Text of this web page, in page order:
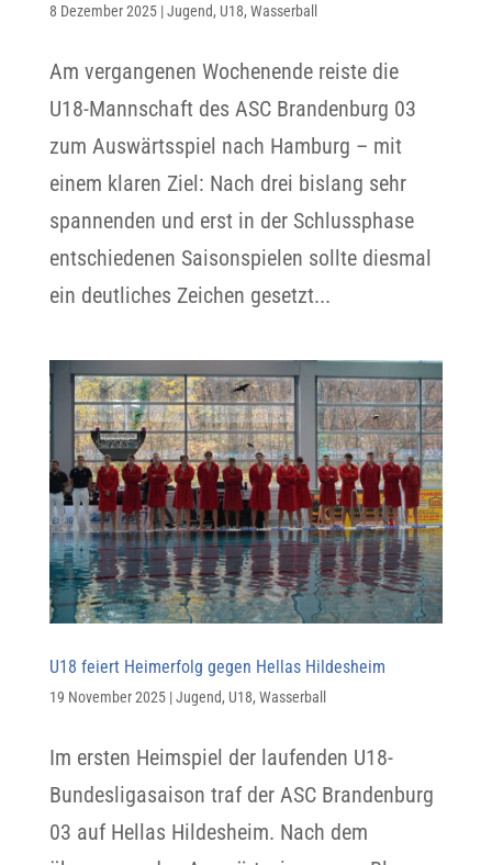
8 Dezember 2025|Jugend, U18, Wasserball
Am vergangenen Wochenende reiste die
U18-Mannschaft des ASC Brandenburg 03
zum Auswärtsspiel nach Hamburg – mit
einem klaren Ziel: Nach drei bislang sehr
spannenden und erst in der Schlussphase
entschiedenen Saisonspielen sollte diesmal
ein deutliches Zeichen gesetzt...
U18 feiert Heimerfolg gegen Hellas Hildesheim
19 November 2025|Jugend, U18, Wasserball
Im ersten Heimspiel der laufenden U18-
Bundesligasaison traf der ASC Brandenburg
03 auf Hellas Hildesheim. Nach dem